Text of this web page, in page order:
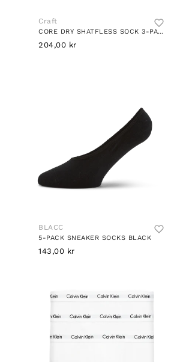
Craft
CORE DRY SHATFLESS SOCK 3-PACK WHITE
204,00 kr
BLACC
5-PACK SNEAKER SOCKS BLACK
143,00 kr